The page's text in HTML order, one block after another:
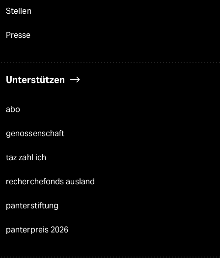
Stellen
Presse
Unterstützen
abo
genossenschaft
taz zahl ich
recherchefonds ausland
panterstiftung
panterpreis 2026